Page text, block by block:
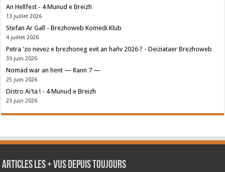
An Hellfest - 4 Munud e Breizh
13 juillet 2026
Stefan Ar Gall - Brezhoweb Komedi Klub
4 juillet 2026
Petra 'zo nevez e brezhoneg evit an hañv 2026 ? - Deiziataer Brezhoweb
30 juin 2026
Nomad war an hent — Rann 7 —
25 juin 2026
Distro Ai'ta ! - 4 Munud e Breizh
23 juin 2026
Articles les + vus depuis toujours